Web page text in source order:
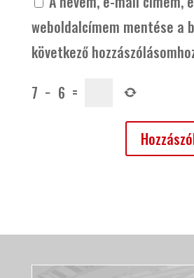
weboldalcímem mentése a
következő
7 − 6 =